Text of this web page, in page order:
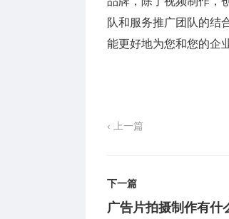
队和服务推广团队的结
能更好地为您和您的企
‹ 上一篇
下一篇
广告片拍摄制作有什